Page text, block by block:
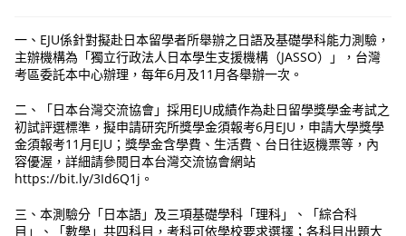
一、EJU係針對擬赴日本留學者所舉辦之日語及基礎學科能力測驗，
主辦機構為「獨立行政法人日本學生支援機構（JASSO）」，台灣
考區委託本中心辦理，每年6月及11月各舉辦一次。
二、「日本台灣交流協會」採用EJU成績作為赴日留學獎學金考試之
初試評選標準，擬申請研究所獎學金須報考6月EJU，申請大學獎學
金須報考11月EJU；獎學金含學費、生活費、台日往返機票等，內
容優渥，詳細請參閱日本台灣交流協會網站
https://bit.ly/3Id6Q1j。
三、本測驗分「日本語」及三項基礎學科「理科」、「綜合科
目」、「數學」共四科目，考科可依學校要求選擇；各科目出題大